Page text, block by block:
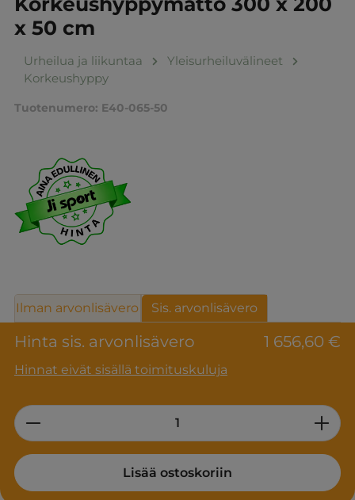
x 50 cm
Urheilua ja liikuntaa
Yleisurheiluvälineet
Korkeushyppy
Tuotenumero: E40-065-50
Hinta sis. arvonlisävero 1 656,60 €
Hinnat eivät sisällä toimituskuluja
Ilman arvonlisävero Sis. arvonlisävero
Product Quantity: Enter the desired
Lisää ostoskoriin